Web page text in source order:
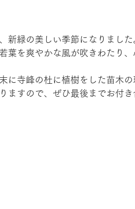
新緑の美しい季節になりました
葉を爽やかな風が吹きわたり
に寺峰の杜に植樹をした苗木
ますので、ぜひ最後までお付き